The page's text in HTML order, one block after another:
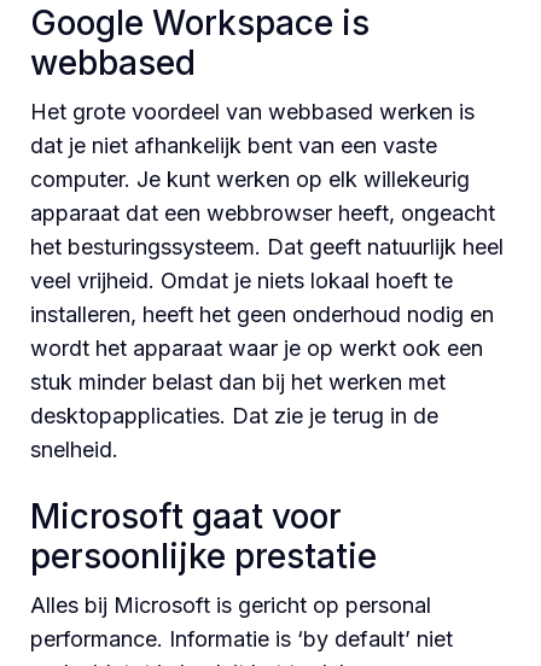
Google Workspace is
webbased
Het grote voordeel van webbased werken is
dat je niet afhankelijk bent van een vaste
computer. Je kunt werken op elk willekeurig
apparaat dat een webbrowser heeft, ongeacht
het besturingssysteem. Dat geeft natuurlijk heel
veel vrijheid. Omdat je niets lokaal hoeft te
installeren, heeft het geen onderhoud nodig en
wordt het apparaat waar je op werkt ook een
stuk minder belast dan bij het werken met
desktopapplicaties. Dat zie je terug in de
snelheid.
Microsoft gaat voor
persoonlijke prestatie
Alles bij Microsoft is gericht op personal
performance. Informatie is ‘by default’ niet